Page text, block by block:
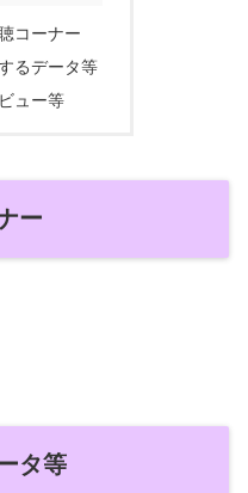
コーナー
るデータ等
ュー等
ー
タ等